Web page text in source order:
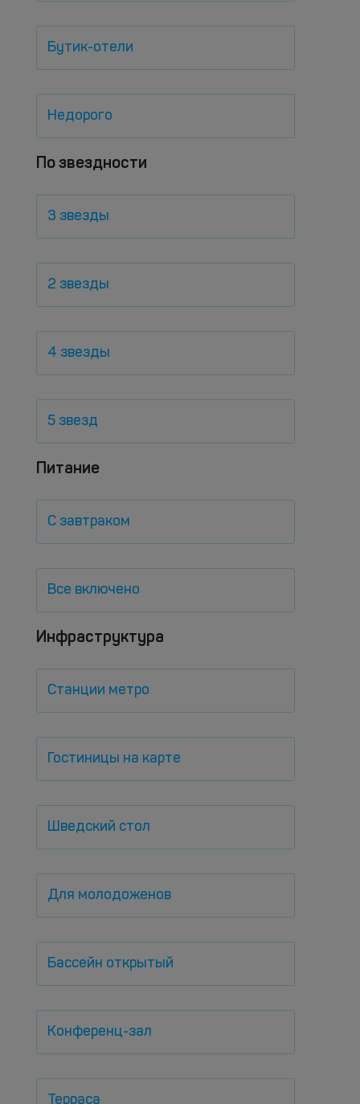
Бутик-отели
Недорого
По звездности
3 звезды
2 звезды
4 звезды
5 звезд
Питание
С завтраком
Все включено
Инфраструктура
Станции метро
Гостиницы на карте
Шведский стол
Для молодоженов
Бассейн открытый
Конференц-зал
Терраса